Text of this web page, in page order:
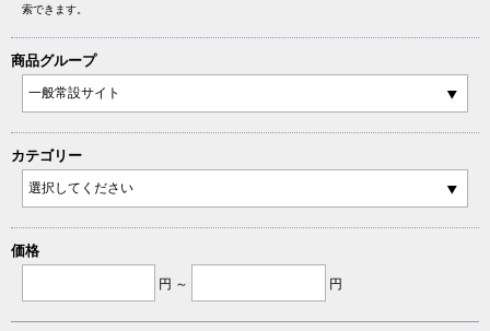
索できます。
商品グループ
カテゴリー
価格
円 ～ 円